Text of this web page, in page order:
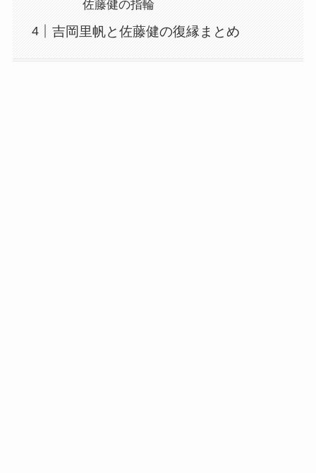
佐藤健の指輪
吉岡里帆と佐藤健の復縁まとめ